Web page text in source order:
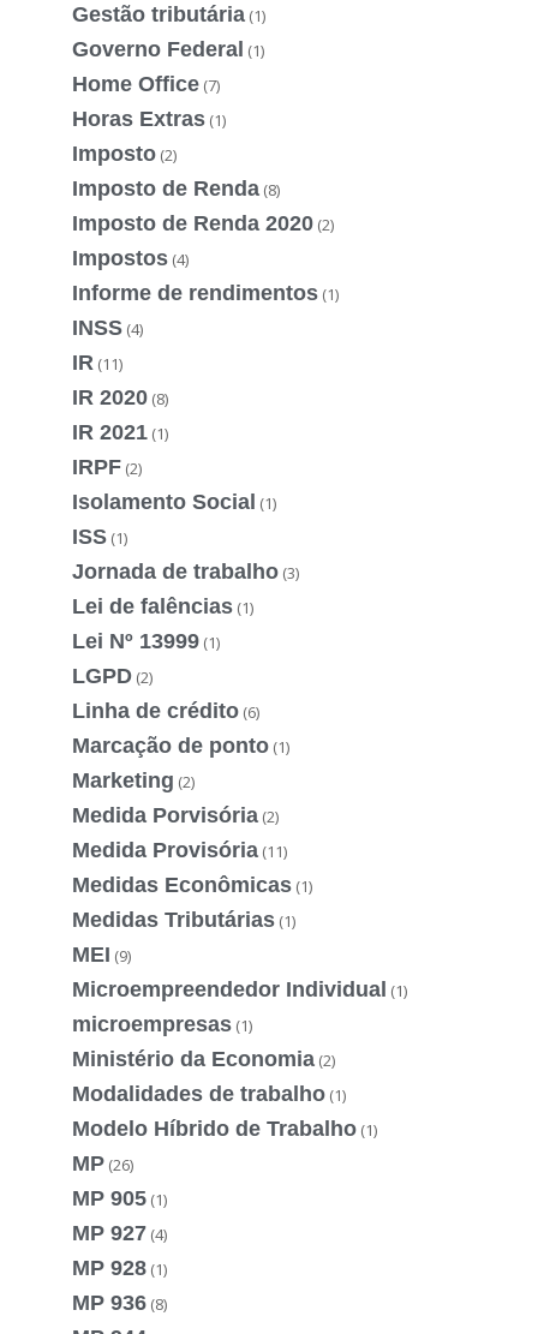
Gestão tributária (1)
Governo Federal (1)
Home Office (7)
Horas Extras (1)
Imposto (2)
Imposto de Renda (8)
Imposto de Renda 2020 (2)
Impostos (4)
Informe de rendimentos (1)
INSS (4)
IR (11)
IR 2020 (8)
IR 2021 (1)
IRPF (2)
Isolamento Social (1)
ISS (1)
Jornada de trabalho (3)
Lei de falências (1)
Lei Nº 13999 (1)
LGPD (2)
Linha de crédito (6)
Marcação de ponto (1)
Marketing (2)
Medida Porvisória (2)
Medida Provisória (11)
Medidas Econômicas (1)
Medidas Tributárias (1)
MEI (9)
Microempreendedor Individual (1)
microempresas (1)
Ministério da Economia (2)
Modalidades de trabalho (1)
Modelo Híbrido de Trabalho (1)
MP (26)
MP 905 (1)
MP 927 (4)
MP 928 (1)
MP 936 (8)